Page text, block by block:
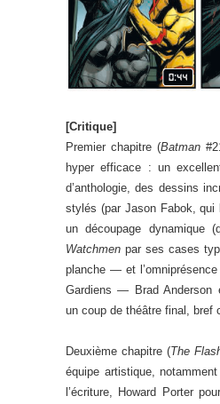
[Critique]
Premier chapitre (Batman
hyper efficace : un
d’anthologie, des dessins
stylés (par Jason Fabok, qui
un découpage dynamique
Watchmen par ses cases
planche — et
Gardiens — Brad Anderson
un coup de théâtre final, bref
Deuxième chapitre (The
équipe artistique,
l’écriture, Howard Porter